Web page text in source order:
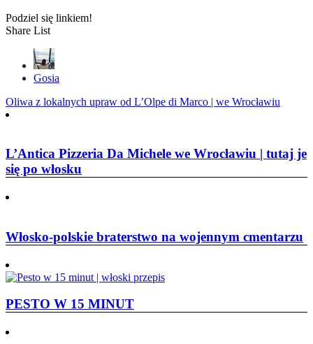
Podziel się linkiem!
Share List
Gosia
Nawigacja
wpisu
Oliwa z lokalnych upraw od L’Olpe di Marco | we Wrocławiu
L’Antica Pizzeria Da Michele we Wrocławiu | tutaj je
się po włosku
Włosko-polskie braterstwo na wojennym cmentarzu
PESTO W 15 MINUT